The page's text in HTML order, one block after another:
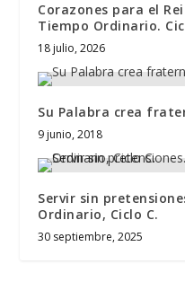
Corazones para el
Tiempo Ordinario.
18 julio, 2026
Su Palabra crea
9 junio, 2018
Servir sin
Ordinario, Ciclo C.
30 septiembre, 2025